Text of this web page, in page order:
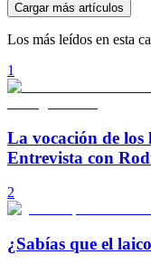
Cargar más artículos
Los más leídos en esta
1
La vocación de los
Entrevista con
2
¿Sabías que el